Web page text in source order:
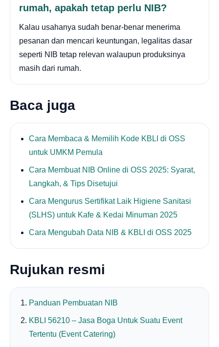
rumah, apakah tetap perlu NIB?
Kalau usahanya sudah benar-benar menerima
pesanan dan mencari keuntungan, legalitas dasar
seperti NIB tetap relevan walaupun produksinya
masih dari rumah.
Baca juga
Cara Membaca & Memilih Kode KBLI di OSS
untuk UMKM Pemula
Cara Membuat NIB Online di OSS 2025: Syarat,
Langkah, & Tips Disetujui
Cara Mengurus Sertifikat Laik Higiene Sanitasi
(SLHS) untuk Kafe & Kedai Minuman 2025
Cara Mengubah Data NIB & KBLI di OSS 2025
Rujukan resmi
Panduan Pembuatan NIB
KBLI 56210 – Jasa Boga Untuk Suatu Event
Tertentu (Event Catering)